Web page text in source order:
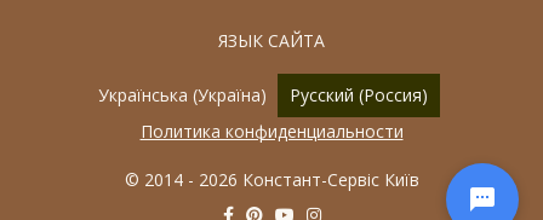

ЯЗЫК САЙТА
Выберите языкУкраїнська (Україна)
Русский (Россия)
Политика конфиденциальности
© 2014 - 2026 Констант-Сервіс Київ